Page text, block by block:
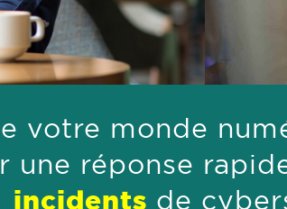
votre monde
une réponse
incidents de